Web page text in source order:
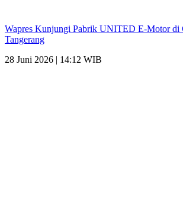
Wapres Kunjungi Pabrik UNITED E-Motor di
Tangerang
28 Juni 2026 | 14:12 WIB